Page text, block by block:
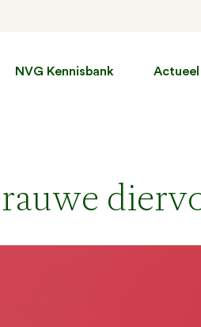
NVG Kennisbank Actueel